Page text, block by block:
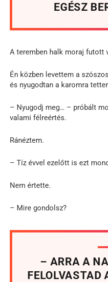
EGÉSZ
A teremben halk moraj futott
Én közben levettem a
és nyugodtan a karomra
– Nyugodj meg… – próbált
valami félreértés.
Ránéztem.
– Tíz évvel ezelőtt is ezt
Nem értette.
– Mire gondolsz?
– ARRA A
FELOLVASTAD